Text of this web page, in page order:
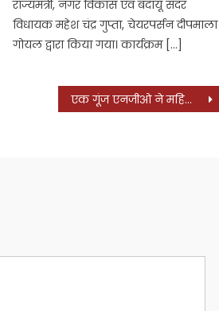
राज्यमंत्री, नगर विकास एवं बदायूँ सदर
विधायक महेश चंद्र गुप्ता, चेयरपर्सन दीपमाला
गोयल द्वारा किया गया। कार्यक्रम […]
एक गूंज एनजीओ ने महिलाओं ,पुरुषों और बच्चों को गुलाल ,फल और कपड़े वितरण किया